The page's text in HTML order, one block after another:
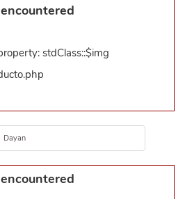
stdClass::$img
Dayan